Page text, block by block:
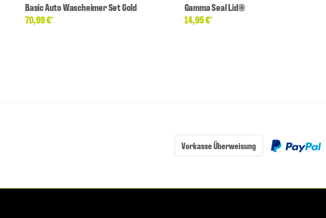
Basic Auto Wascheimer Set Gold
70,99 €*
Gamma Seal Lid®
14,95 €*
Vorkasse Überweisung